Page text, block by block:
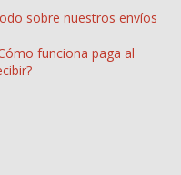
sobre nuestros envíos
funciona paga al